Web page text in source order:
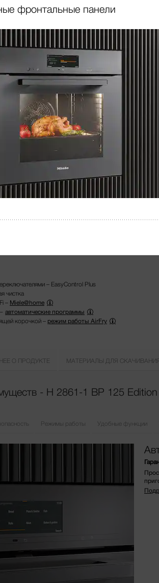
– EasyControl Plus
чистка
– Miele@home
автоматические программы
корочкой – режим работы AirFry
О ПРОДУКТЕ МАТЕРИАЛЫ ДЛЯ
- H 2861-1 BP 125 Edition
Режимы работы Удобные функции
фронтальные панели